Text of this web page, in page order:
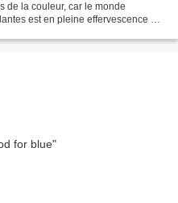
de la couleur, car le monde
est en pleine effervescence et